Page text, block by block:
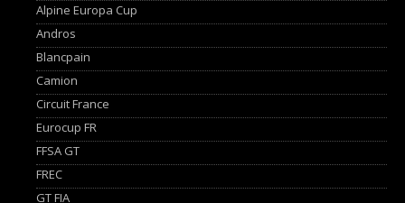
Alpine Europa Cup
Andros
Blancpain
Camion
Circuit France
Eurocup FR
FFSA GT
FREC
GT FIA